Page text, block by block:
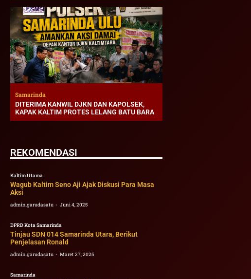
Samarinda
DITERIMA KANWIL DJKN DAN KAPOLSEK,
KAPAK KALTIM PROTES LELANG BATU BARA
REKOMENDASI
Kaltim Utama
Wagub Kaltim Seno Aji Ajak Diskusi Para Masa
Aksi
admin.garudasatu Juni 4, 2025
DPRD Kota Samarinda
Tinjau SDN 014 Samarinda Utara, Berikut
Penjelasan Ronald
admin.garudasatu Maret 27, 2025
Samarinda